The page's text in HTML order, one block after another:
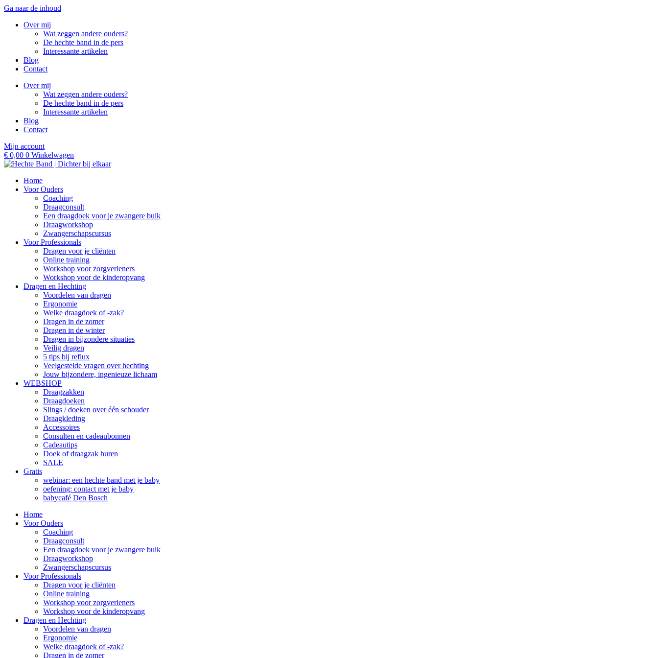
Ga naar de inhoud
Over mij
Wat zeggen andere ouders?
De hechte band in de pers
Interessante artikelen
Blog
Contact
Over mij
Wat zeggen andere ouders?
De hechte band in de pers
Interessante artikelen
Blog
Contact
Mijn account
€ 0,00 0 Winkelwagen
Home
Voor Ouders
Coaching
Draagconsult
Een draagdoek voor je zwangere buik
Draagworkshop
Zwangerschapscursus
Voor Professionals
Dragen voor je cliënten
Online training
Workshop voor zorgverleners
Workshop voor de kinderopvang
Dragen en Hechting
Voordelen van dragen
Ergonomie
Welke draagdoek of -zak?
Dragen in de zomer
Dragen in de winter
Dragen in bijzondere situaties
Veilig dragen
5 tips bij reflux
Veelgestelde vragen over hechting
Jouw bijzondere, ingenieuze lichaam
WEBSHOP
Draagzakken
Draagdoeken
Slings / doeken over één schouder
Draagkleding
Accessoires
Consulten en cadeaubonnen
Cadeautips
Doek of draagzak huren
SALE
Gratis
webinar: een hechte band met je baby
oefening: contact met je baby
babycafé Den Bosch
Home
Voor Ouders
Coaching
Draagconsult
Een draagdoek voor je zwangere buik
Draagworkshop
Zwangerschapscursus
Voor Professionals
Dragen voor je cliënten
Online training
Workshop voor zorgverleners
Workshop voor de kinderopvang
Dragen en Hechting
Voordelen van dragen
Ergonomie
Welke draagdoek of -zak?
Dragen in de zomer